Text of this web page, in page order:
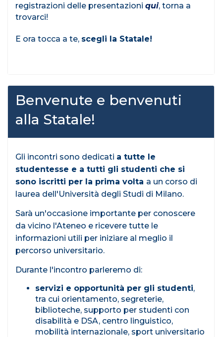
registrazioni delle presentazioni qui, torna a
trovarci!
E ora tocca a te, scegli la Statale!
Benvenute e benvenuti
alla Statale!
Gli incontri sono dedicati a tutte le
studentesse e a tutti gli studenti che si
sono iscritti per la prima volta a un corso di
laurea dell'Università degli Studi di Milano.
Sarà un'occasione importante per conoscere
da vicino l'Ateneo e ricevere tutte le
informazioni utili per iniziare al meglio il
percorso universitario.
Durante l'incontro parleremo di:
servizi e opportunità per gli studenti,
tra cui orientamento, segreterie,
biblioteche, supporto per studenti con
disabilità e DSA, centro linguistico,
mobilità internazionale, sport universitario